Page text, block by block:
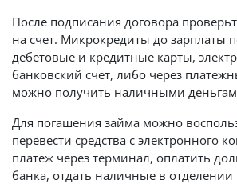
После подписания договора
на счет. Микрокредиты до зарплаты
дебетовые и кредитные карты,
банковский счет, либо через
можно получить наличными
Для погашения займа можно
перевести средства с электронного
платеж через терминал, оплатить
банка, отдать наличные в